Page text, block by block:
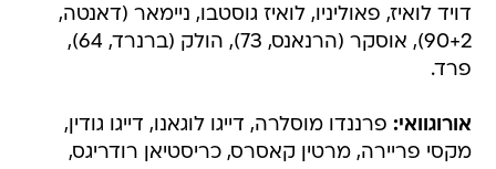
דויד לואיז, פאוליניו, לואיז גוסטבו, ניימאר (דאנטה,
90+2), אוסקר (הרנאנס, 73), הולק (ברנרד, 64),
פרד.
אורוגוואי: פרננדו מוסלרה, דייגו לוגאנו, דייגו גודין,
מקסי פריירה, מרטין קאסרס, כריסטיאן רודריגס,